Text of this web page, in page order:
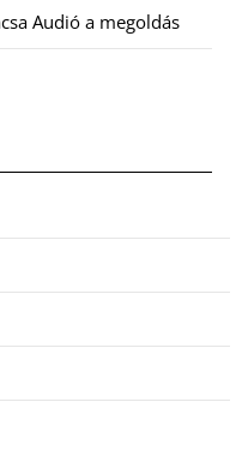
Audió a megoldás